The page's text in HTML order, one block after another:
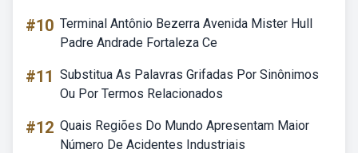
#10 Terminal Antônio Bezerra Avenida Mister Hull
Padre Andrade Fortaleza Ce
#11 Substitua As Palavras Grifadas Por Sinônimos
Ou Por Termos Relacionados
#12 Quais Regiões Do Mundo Apresentam Maior
Número De Acidentes Industriais